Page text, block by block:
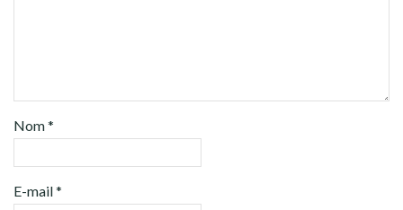
Nom*
E-mail*